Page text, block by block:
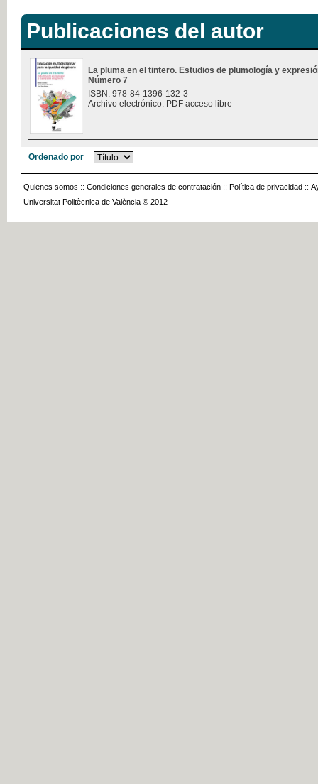
Publicaciones del autor
La pluma en el tintero. Estudios de plumología y
Número 7
ISBN: 978-84-1396-132-3
Archivo electrónico. PDF acceso libre
Ordenado por
Quienes somos :: Condiciones generales de contratación :: Política de privacidad ::
Universitat Politècnica de València © 2012